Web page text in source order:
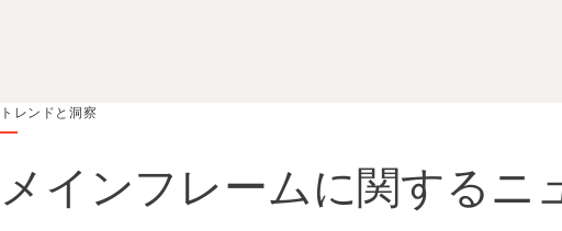
トレンドと洞察
メインフレームに関するニ